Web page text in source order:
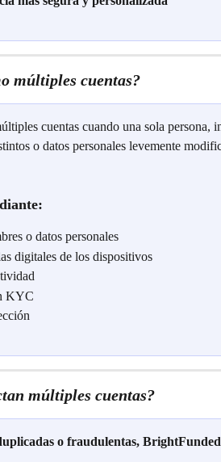
múltiples cuentas?
cuentas cuando una sola persona,
o datos personales levemente
o datos personales
digitales de los dispositivos
KYC
múltiples cuentas?
o fraudulentas,